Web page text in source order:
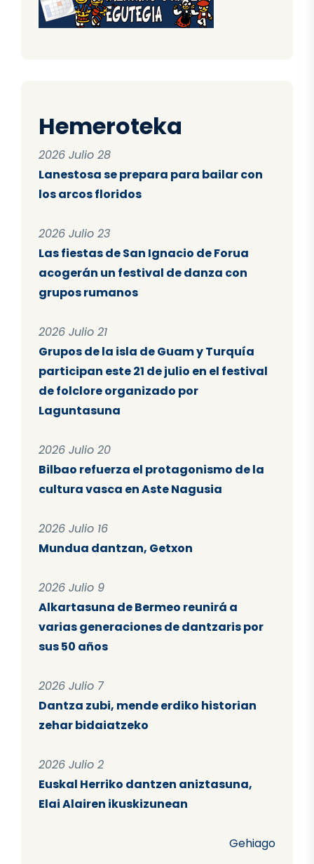
Hemeroteka
2026 Julio 28
Lanestosa se prepara para bailar con
los arcos floridos
2026 Julio 23
Las fiestas de San Ignacio de Forua
acogerán un festival de danza con
grupos rumanos
2026 Julio 21
Grupos de la isla de Guam y Turquía
participan este 21 de julio en el festival
de folclore organizado por
Laguntasuna
2026 Julio 20
Bilbao refuerza el protagonismo de la
cultura vasca en Aste Nagusia
2026 Julio 16
Mundua dantzan, Getxon
2026 Julio 9
Alkartasuna de Bermeo reunirá a
varias generaciones de dantzaris por
sus 50 años
2026 Julio 7
Dantza zubi, mende erdiko historian
zehar bidaiatzeko
2026 Julio 2
Euskal Herriko dantzen aniztasuna,
Elai Alairen ikuskizunean
Gehiago